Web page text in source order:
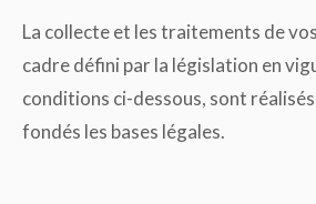
La collecte et les traitements de
cadre défini par la législation en
conditions ci-dessous, sont
fondés les bases légales.